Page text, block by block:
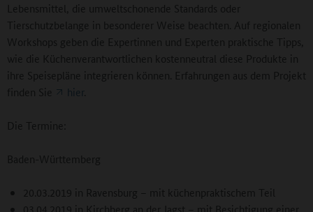
Lebensmittel, die umweltschonende Standards oder
Tierschutzbelange in besonderer Weise beachten. Auf regionalen
Workshops geben die Expertinnen und Experten praktische Tipps,
wie die Küchenverantwortlichen kostenneutral diese Produkte in
ihre Speisepläne integrieren können. Erfahrungen aus dem Projekt
finden Sie
hier .
Die Termine:
Baden-Württemberg
20.03.2019 in Ravensburg – mit küchenpraktischem Teil